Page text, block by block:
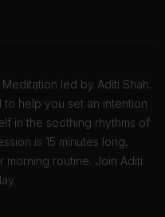
led by Aditi Shah.
to help you set an intention
in the soothing rhythms of
is 15 minutes long,
routine. Join Aditi